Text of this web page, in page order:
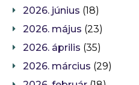
2026. június (18)
2026. május (23)
2026. április (35)
2026. március (29)